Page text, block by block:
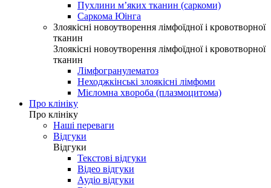
Пухлини м’яких тканин (саркоми)
Саркома Юінга
Злоякісні новоутворення лімфоїдної і кровотворної
тканин
Злоякісні новоутворення лімфоїдної і кровотворної
тканин
Лімфогранулематоз
Неходжкінські злоякісні лімфоми
Мієломна хвороба (плазмоцитома)
Про клініку
Про клініку
Наші переваги
Відгуки
Відгуки
Текстові відгуки
Відео відгуки
Аудіо відгуки